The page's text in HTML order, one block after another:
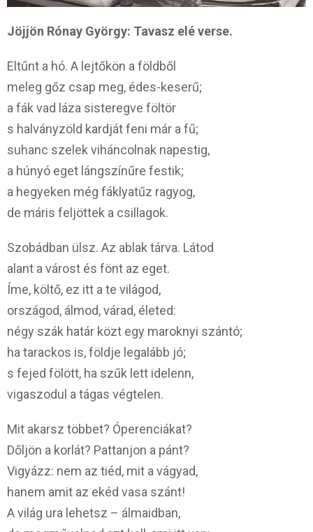
Jöjjön Rónay György: Tavasz elé verse.
Eltűnt a hó. A lejtőkön a földből
meleg gőz csap meg, édes-keserű;
a fák vad láza sisteregve föltör
s halványzöld kardját feni már a fű;
suhanc szelek viháncolnak napestig,
a húnyó eget lángszínűre festik;
a hegyeken még fáklyatűz ragyog,
de máris feljöttek a csillagok.
Szobádban ülsz. Az ablak tárva. Látod
alant a várost és fönt az eget.
Íme, költő, ez itt a te világod,
országod, álmod, várad, életed:
négy szák határ közt egy maroknyi szántó;
ha tarackos is, földje legalább jó;
s fejed fölött, ha szűk lett idelenn,
vigaszodul a tágas végtelen.
Mit akarsz többet? Óperenciákat?
Dőljön a korlát? Pattanjon a pánt?
Vigyázz: nem az tiéd, mit a vágyad,
hanem amit az ekéd vasa szánt!
A világ ura lehetsz – álmaidban,